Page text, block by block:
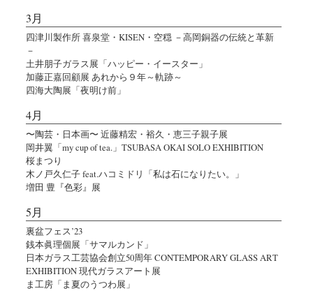
3月
四津川製作所 喜泉堂・KISEN・空穏 －高岡銅器の伝統と革新
－
土井朋子ガラス展「ハッピー・イースター」
加藤正嘉回顧展 あれから９年～軌跡～
四海大陶展「夜明け前」
4月
〜陶芸・日本画〜 近藤精宏・裕久・恵三子親子展
岡井翼「my cup of tea.」TSUBASA OKAI SOLO EXHIBITION
桜まつり
木ノ戸久仁子 feat.ハコミドリ「私は石になりたい。」
増田 豊『色彩』展
5月
裏盆フェス’23
銭本眞理個展「サマルカンド」
日本ガラス工芸協会創立50周年 CONTEMPORARY GLASS ART
EXHIBITION 現代ガラスアート展
ま工房「ま夏のうつわ展」